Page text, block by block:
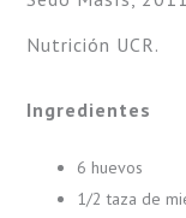
Nutrición UCR.
Ingredientes
6 huevos
1/2 taza de